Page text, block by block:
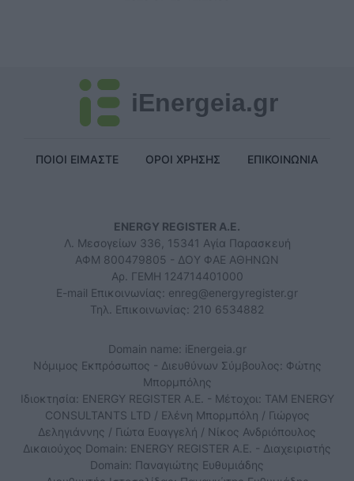
iEnergeia.gr
ΠΟΙΟΙ ΕΙΜΑΣΤΕ ΟΡΟΙ ΧΡΗΣΗΣ ΕΠΙΚΟΙΝΩΝΙΑ
ENERGY REGISTER Α.Ε.
Λ. Μεσογείων 336, 15341 Αγία Παρασκευή
ΑΦΜ 800479805 - ΔΟΥ ΦΑΕ ΑΘΗΝΩΝ
Αρ. ΓΕΜΗ 124714401000
E-mail Επικοινωνίας: enreg@energyregister.gr
Τηλ. Επικοινωνίας: 210 6534882
Domain name: iEnergeia.gr
Νόμιμος Εκπρόσωπος - Διευθύνων Σύμβουλος: Φώτης
Μπορμπόλης
Ιδιοκτησία: ENERGY REGISTER Α.Ε. - Μέτοχοι: TAM ENERGY
CONSULTANTS LTD / Ελένη Μπορμπόλη / Γιώργος
Δεληγιάννης / Γιώτα Ευαγγελή / Νίκος Ανδριόπουλος
Δικαιούχος Domain: ENERGY REGISTER Α.Ε. - Διαχειριστής
Domain: Παναγιώτης Ευθυμιάδης